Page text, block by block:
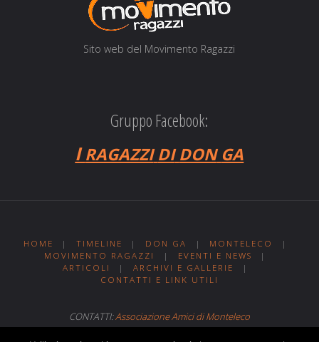
Sito web del Movi­men­to Ragazzi
Gruppo Facebook:
IRAGAZZI DI DON GA
HOME | TIMELINE | DON GA | MONTELECO
|
MOVIMENTO RAGAZZI
| EVENTI E NEWS
|
ARTICOLI
| ARCHIVI E GALLERIE
|
CONTATTI E LINK UTILI
CONTATTI:Associazione Amici di Monteleco